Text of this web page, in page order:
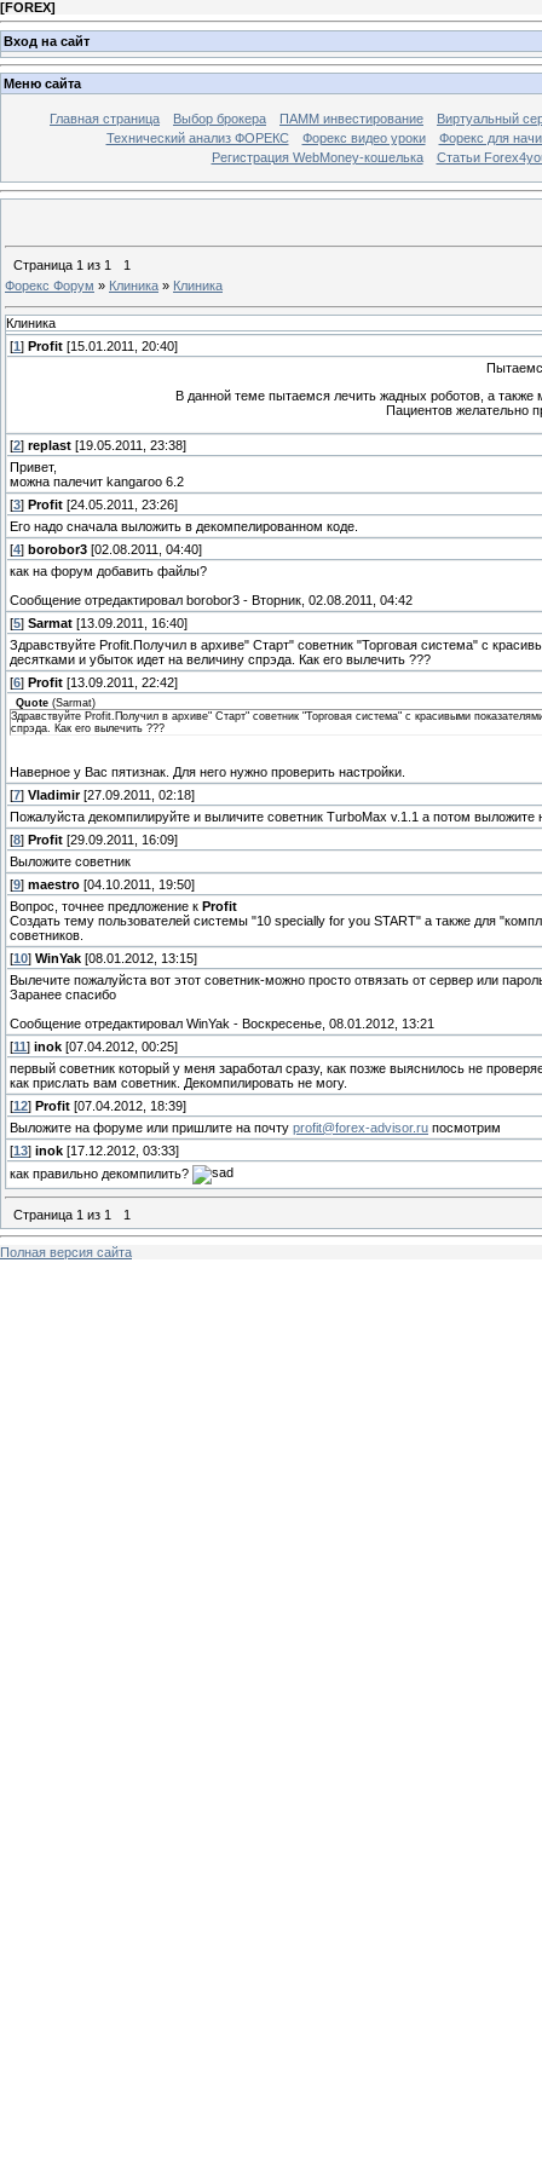
[FOREX]
Вход на сайт
Меню сайта
Главная страница Выбор брокера ПАММ инвестирование
Виртуальный
Технический анализ ФОРЕКС
Форекс видео уроки
Форекс для
Регистрация WebMoney-кошелька
Статьи
Страница 1 из 1
1
Форекс Форум » Клиника » Клиника
Клиника
[1 ] Profit [15.01.2011, 20:40]
В данной теме пытаемся лечить жадных роботов, а также
Пациентов желательно
[2] replast [19.05.2011, 23:38]
Привет,
можна палечит kangaroo 6.2
[3] Profit [24.05.2011, 23:26]
Его надо сначала выложить в декомпелированном коде.
[4] borobor3 [02.08.2011, 04:40]
как на форум добавить файлы?
Сообщение отредактировал borobor3 - Вторник, 02.08.2011, 04:42
[5] Sarmat [13.09.2011, 16:40]
Здравствуйте Profit.Получил в архиве" Старт" советник "Торговая система" с
десятками и убыток идет на величину спрэда. Как его вылечить ???
[6] Profit [13.09.2011, 22:42]
Quote (Sarmat)
Здравствуйте Profit.Получил в архиве" Старт" советник "Торговая система" с красивыми
спрэда. Как его вылечить ???
Наверное у Вас пятизнак. Для него нужно проверить настройки.
[7] Vladimir[27.09.2011, 02:18]
Пожалуйста декомпилируйте и выличите советник TurboMax v.1.1 а потом выложите
[8] Profit [29.09.2011, 16:09]
Выложите советник
[9] maestro [04.10.2011, 19:50]
Вопрос, точнее предложение к Profit
Создать тему пользователей системы "10 specially for you START" а также для
советников.
[10] WinYak [08.01.2012, 13:15]
Вылечите пожалуйста вот этот советник-можно просто отвязать от сервер или
Заранее спасибо
Сообщение отредактировал WinYak - Воскресенье, 08.01.2012, 13:21
[11 ] inok [07.04.2012, 00:25]
первый советник который у меня заработал сразу, как позже выяснилось не
как прислать вам советник. Декомпилировать не могу.
[12] Profit [07.04.2012, 18:39]
Выложите на форуме или пришлите на почту profit@forex-advisor.ru посмотрим
[13] inok [17.12.2012, 03:33]
как правильно декомпилить?
Страница 1 из 1 1
Полная версия сайта